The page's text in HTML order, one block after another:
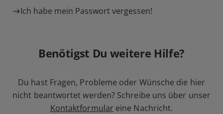
Ich habe mein Passwort vergessen!
Benötigst Du weitere Hilfe?
Du hast Fragen, Probleme oder Wünsche die hier
nicht beantwortet werden? Schreibe uns über unser
Kontaktformular eine Nachricht.